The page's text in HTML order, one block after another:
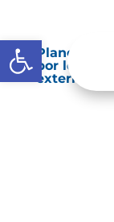
Abrir barra de
Planes de
por los
externos o